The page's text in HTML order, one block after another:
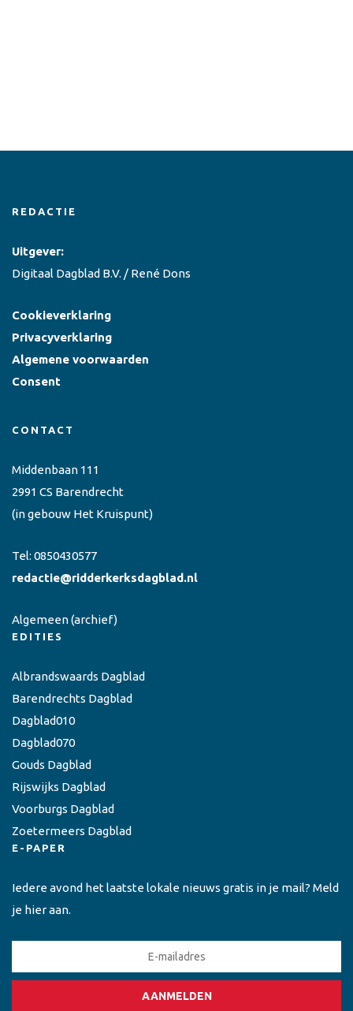
REDACTIE
Uitgever:
Digitaal Dagblad B.V. / René Dons
Cookieverklaring
Privacyverklaring
Algemene voorwaarden
Consent
CONTACT
Middenbaan 111
2991 CS Barendrecht
(in gebouw Het Kruispunt)
Tel: 0850430577
redactie@ridderkerksdagblad.nl
Algemeen(archief)
EDITIES
Albrandswaards Dagblad
Barendrechts Dagblad
Dagblad010
Dagblad070
Gouds Dagblad
Rijswijks Dagblad
Voorburgs Dagblad
Zoetermeers Dagblad
E-PAPER
Iedere avond het laatste lokale nieuws gratis in je mail? Meld
je hier aan.